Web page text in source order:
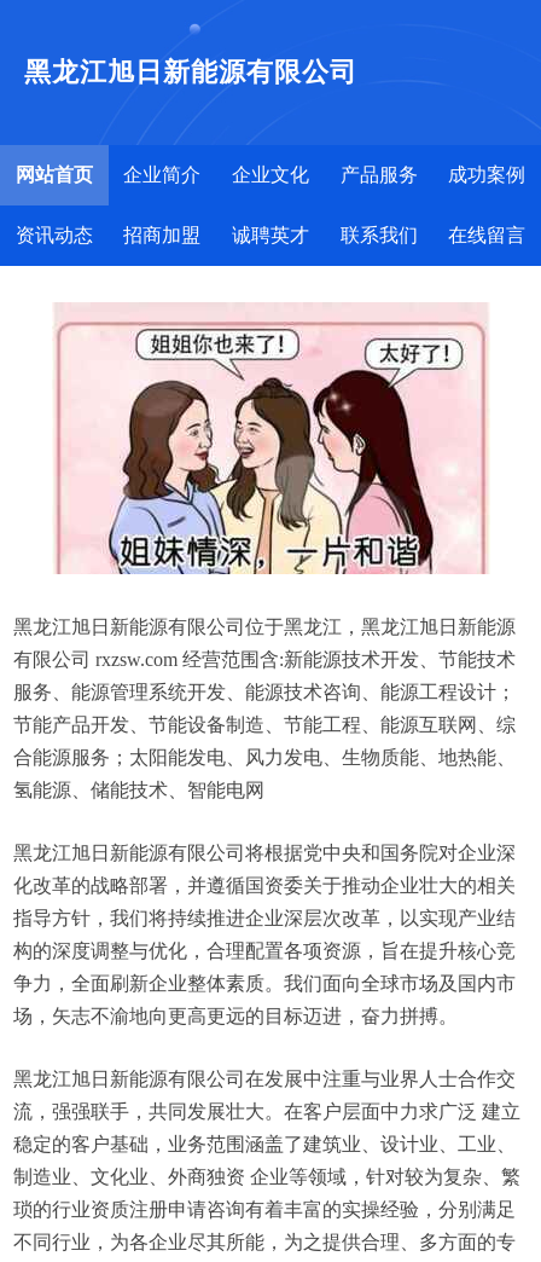
黑龙江旭日新能源有限公司
网站首页 企业简介 企业文化 产品服务 成功案例
资讯动态 招商加盟 诚聘英才 联系我们 在线留言
黑龙江旭日新能源有限公司位于黑龙江，黑龙江旭日新能源
有限公司 rxzsw.com 经营范围含:新能源技术开发、节能技术
服务、能源管理系统开发、能源技术咨询、能源工程设计；
节能产品开发、节能设备制造、节能工程、能源互联网、综
合能源服务；太阳能发电、风力发电、生物质能、地热能、
氢能源、储能技术、智能电网
黑龙江旭日新能源有限公司将根据党中央和国务院对企业深
化改革的战略部署，并遵循国资委关于推动企业壮大的相关
指导方针，我们将持续推进企业深层次改革，以实现产业结
构的深度调整与优化，合理配置各项资源，旨在提升核心竞
争力，全面刷新企业整体素质。我们面向全球市场及国内市
场，矢志不渝地向更高更远的目标迈进，奋力拼搏。
黑龙江旭日新能源有限公司在发展中注重与业界人士合作交
流，强强联手，共同发展壮大。在客户层面中力求广泛 建立
稳定的客户基础，业务范围涵盖了建筑业、设计业、工业、
制造业、文化业、外商独资 企业等领域，针对较为复杂、繁
琐的行业资质注册申请咨询有着丰富的实操经验，分别满足
不同行业，为各企业尽其所能，为之提供合理、多方面的专